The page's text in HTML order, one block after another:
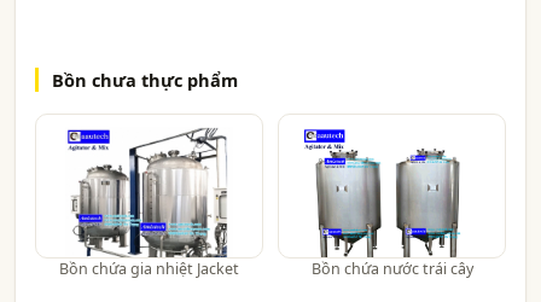
Bồn chưa thực phẩm
Bồn chứa gia nhiệt Jacket Bồn chứa nước trái cây